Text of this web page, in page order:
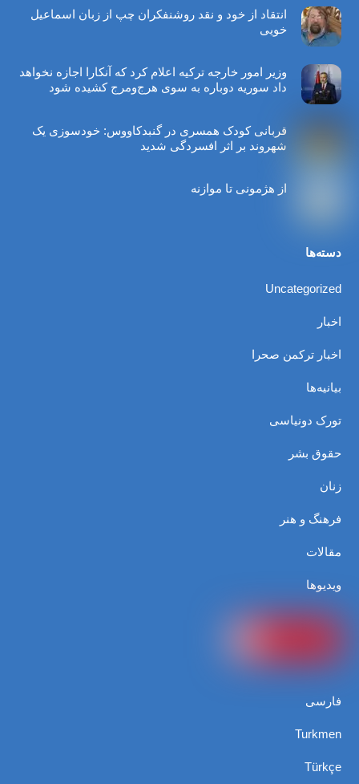
انتقاد از خود و نقد روشنفکران چپ از زبان اسماعیل
خویی
وزیر امور خارجه ترکیه اعلام کرد که آنکارا اجازه نخواهد
داد سوریه دوباره به سوی هرج‌ومرج کشیده شود
قربانی کودک همسری در گنبدکاووس: خودسوزی یک
شهروند بر اثر افسردگی شدید
از هژمونی تا موازنه
دسته‌ها
Uncategorized
اخبار
اخبار ترکمن صحرا
بیانیه‌ها
تورک دونیاسی
حقوق بشر
زنان
فرهنگ و هنر
مقالات
ویدیوها
فارسی
Turkmen
Türkçe